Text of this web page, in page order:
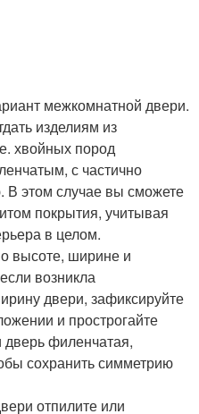
межкомнатной двери.
изделиям из
хвойных пород
с частично
В этом случае вы сможете
покрытия, учитывая
в целом.
высоте, ширине и
возникла
двери, зафиксируйте
и прострогайте
дверь филенчатая,
сохранить симметрию
отпилите или